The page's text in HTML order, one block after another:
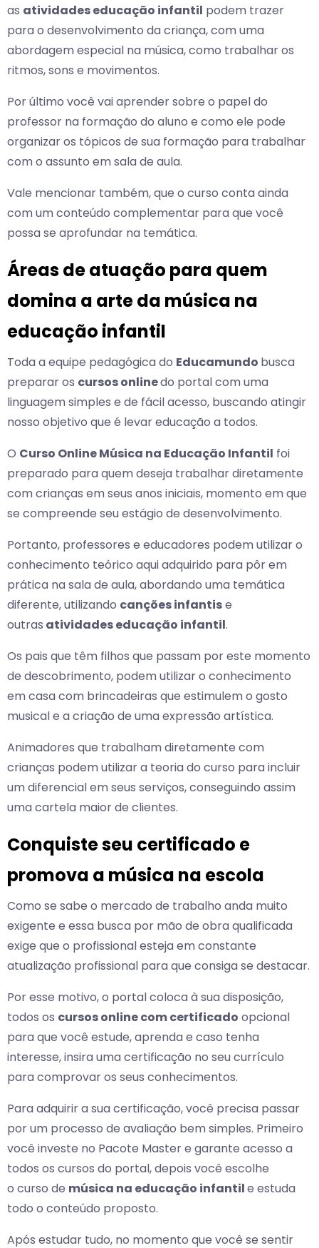
as atividades educação infantil podem trazer
para o desenvolvimento da criança, com uma
abordagem especial na música, como trabalhar os
ritmos, sons e movimentos.
Por último você vai aprender sobre o papel do
professor na formação do aluno e como ele pode
organizar os tópicos de sua formação para trabalhar
com o assunto em sala de aula.
Vale mencionar também, que o curso conta ainda
com um conteúdo complementar para que você
possa se aprofundar na temática.
Áreas de atuação para quem
domina a arte da música na
educação infantil
Toda a equipe pedagógica do Educamundo busca
preparar os cursos onlinedo portal com uma
linguagem simples e de fácil acesso, buscando atingir
nosso objetivo que é levar educação a todos.
O Curso Online Música na Educação Infantil foi
preparado para quem deseja trabalhar diretamente
com crianças em seus anos iniciais, momento em que
se compreende seu estágio de desenvolvimento.
Portanto, professores e educadores podem utilizar o
conhecimento teórico aqui adquirido para pôr em
prática na sala de aula, abordando uma temática
diferente, utilizando canções infantise
outras atividades educação infantil.
Os pais que têm filhos que passam por este momento
de descobrimento, podem utilizar o conhecimento
em casa com brincadeiras que estimulem o gosto
musical e a criação de uma expressão artística.
Animadores que trabalham diretamente com
crianças podem utilizar a teoria do curso para incluir
um diferencial em seus serviços, conseguindo assim
uma cartela maior de clientes.
Conquiste seu certificado e
promova a música na escola
Como se sabe o mercado de trabalho anda muito
exigente e essa busca por mão de obra qualificada
exige que o profissional esteja em constante
atualização profissional para que consiga se destacar.
Por esse motivo, o portal coloca à sua disposição,
todos os cursos online com certificado opcional
para que você estude, aprenda e caso tenha
interesse, insira uma certificação no seu currículo
para comprovar os seus conhecimentos.
Para adquirir a sua certificação, você precisa passar
por um processo de avaliação bem simples. Primeiro
você investe no Pacote Master e garante acesso a
todos os cursos do portal, depois você escolhe
o curso de música na educação infantile estuda
todo o conteúdo proposto.
Após estudar tudo, no momento que você se sentir